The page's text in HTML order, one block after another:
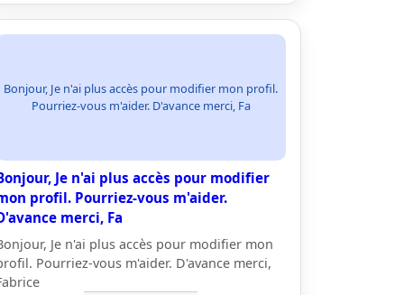
Bonjour, Je n'ai plus accès pour modifier mon profil.
Pourriez-vous m'aider. D'avance merci, Fa
Je n'ai plus accès pour modifier
profil. Pourriez-vous m'aider.
merci, Fa
Je n'ai plus accès pour modifier mon
Pourriez-vous m'aider. D'avance merci,